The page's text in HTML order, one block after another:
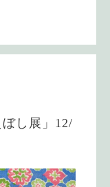
し展」12/